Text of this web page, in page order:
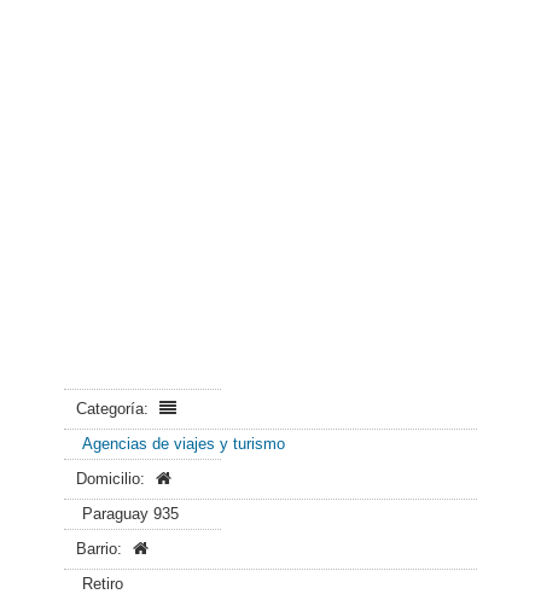
Categoría:
Agencias de viajes y turismo
Domicilio:
Paraguay 935
Barrio:
Retiro